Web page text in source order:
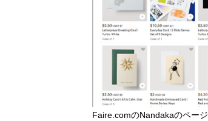
Faire.comのNandakaのページ